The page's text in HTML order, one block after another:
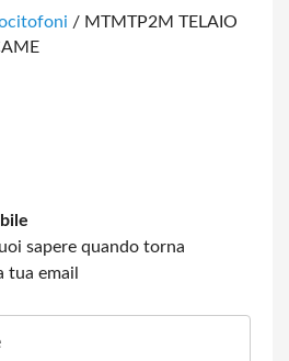
/ MTMTP2M TELAIO
sapere quando torna
tua email